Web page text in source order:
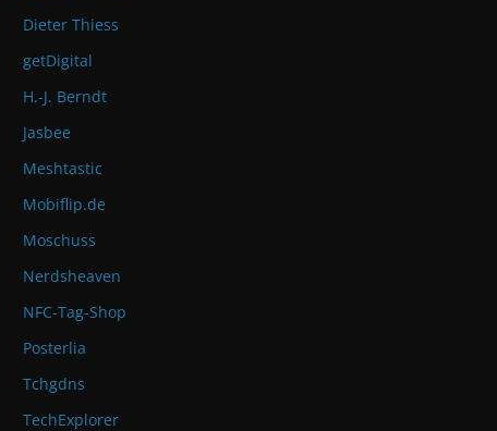
Dieter Thiess
getDigital
H.-J. Berndt
Jasbee
Meshtastic
Mobiflip.de
Moschuss
Nerdsheaven
NFC-Tag-Shop
Posterlia
Tchgdns
TechExplorer